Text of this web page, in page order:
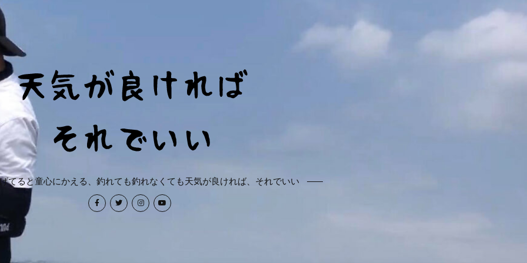
てると童心にかえる、釣れても釣れなくても天気が良ければ、それでいい